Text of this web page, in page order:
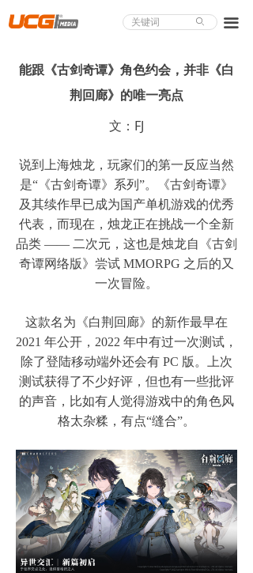
끀
About UCG
天下聚会
游戏视频
商城精品
游戏大赏
个人中心
ꄙ
文：FJ
说到上海烛龙，玩家们的第一反应当然
是“《古剑奇谭》系列”。《古剑奇谭》
及其续作早已成为国产单机游戏的优秀
代表，而现在，烛龙正在挑战一个全新
品类 —— 二次元，这也是烛龙自《古剑
奇谭网络版》尝试 MMORPG 之后的又
一次冒险。
这款名为《白荆回廊》的新作最早在
2021 年公开，2022 年中有过一次测试，
除了登陆移动端外还会有 PC 版。上次
测试获得了不少好评，但也有一些批评
的声音，比如有人觉得游戏中的角色风
格太杂糅，有点“缝合”。
能跟《古剑奇谭》角色约会，并非《白
荆回廊》的唯一亮点